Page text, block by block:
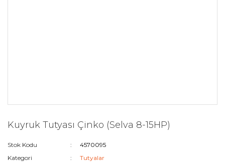
Kuyruk Tutyası Çinko (Selva 8-15HP)
Stok Kodu
4570095
Kategori
Tutyalar